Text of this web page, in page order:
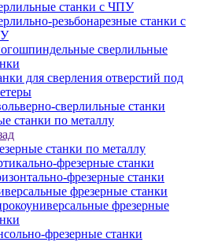
станки с ЧПУ
резьбонарезные станки с
сверлильные
для сверления отверстий под
сверлильные станки
станки по металлу
станки по металлу
фрезерные станки
фрезерные станки
фрезерные станки
фрезерные
фрезерные станки